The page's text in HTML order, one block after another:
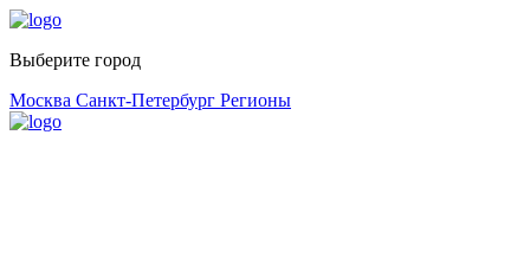
Выберите город
Москва Санкт-Петербург Регионы